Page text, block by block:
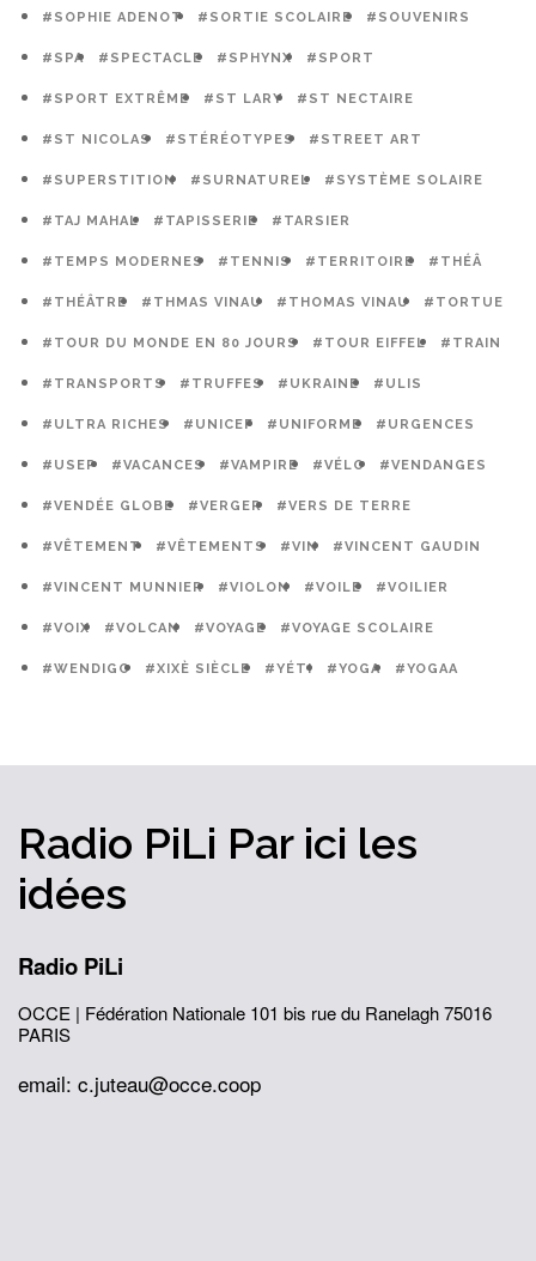
#SOPHIE ADENOT #SORTIE SCOLAIRE #SOUVENIRS
#SPA #SPECTACLE #SPHYNX #SPORT
#SPORT EXTRÊME #ST LARY #ST NECTAIRE
#ST NICOLAS #STÉRÉOTYPES #STREET ART
#SUPERSTITION #SURNATUREL #SYSTÈME SOLAIRE
#TAJ MAHAL #TAPISSERIE #TARSIER
#TEMPS MODERNES #TENNIS #TERRITOIRE #THÉÂ
#THÉÂTRE #THMAS VINAU #THOMAS VINAU #TORTUE
#TOUR DU MONDE EN 80 JOURS #TOUR EIFFEL #TRAIN
#TRANSPORTS #TRUFFES #UKRAINE #ULIS
#ULTRA RICHES #UNICEF #UNIFORME #URGENCES
#USEP #VACANCES #VAMPIRE #VÉLO #VENDANGES
#VENDÉE GLOBE #VERGER #VERS DE TERRE
#VÊTEMENT #VÊTEMENTS #VIN #VINCENT GAUDIN
#VINCENT MUNNIER #VIOLON #VOILE #VOILIER
#VOIX #VOLCAN #VOYAGE #VOYAGE SCOLAIRE
#WENDIGO #XIXÈ SIÈCLE #YÉTI #YOGA #YOGAA
Radio PiLi Par ici les
idées
Radio PiLi
OCCE | Fédération Nationale 101 bis rue du Ranelagh75016
PARIS
email: c.juteau@occe.coop